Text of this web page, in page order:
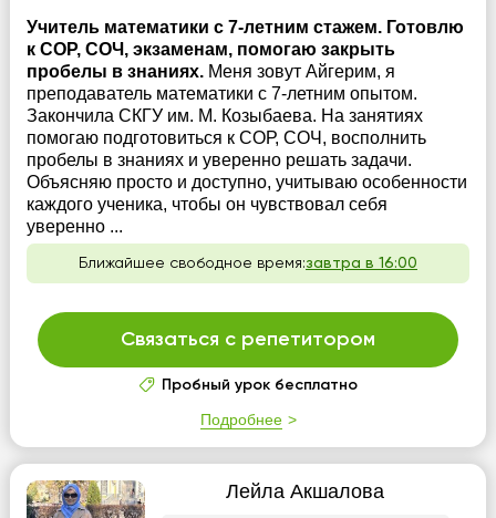
Учитель математики с 7-летним стажем. Готовлю
к СОР, СОЧ, экзаменам, помогаю закрыть
пробелы в знаниях. Меня зовут Айгерим, я
преподаватель математики с 7-летним опытом.
Закончила СКГУ им. М. Козыбаева. На занятиях
помогаю подготовиться к СОР, СОЧ, восполнить
пробелы в знаниях и уверенно решать задачи.
Объясняю просто и доступно, учитываю особенности
каждого ученика, чтобы он чувствовал себя
уверенно ...
Ближайшее свободное время:завтра в 16:00
Связаться с репетитором
Пробный урок бесплатно
Подробнее
Лейла Акшалова